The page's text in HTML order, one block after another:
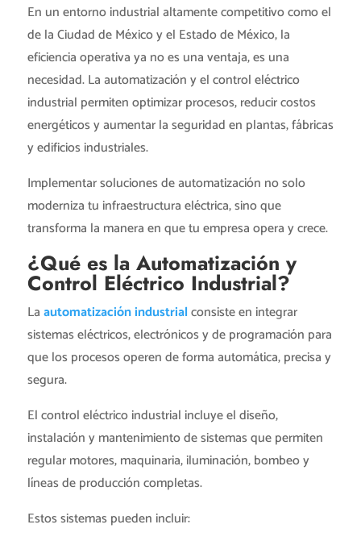
En un entorno industrial altamente competitivo como el
de la Ciudad de México y el Estado de México, la
eficiencia operativa ya no es una ventaja, es una
necesidad. La automatización y el control eléctrico
industrial permiten optimizar procesos, reducir costos
energéticos y aumentar la seguridad en plantas, fábricas
y edificios industriales.
Implementar soluciones de automatización no solo
moderniza tu infraestructura eléctrica, sino que
transforma la manera en que tu empresa opera y crece.
¿Qué es la Automatización y
Control Eléctrico Industrial?
Laautomatización industrialconsiste en integrar
sistemas eléctricos, electrónicos y de programación para
que los procesos operen de forma automática, precisa y
segura.
El control eléctrico industrial incluye el diseño,
instalación y mantenimiento de sistemas que permiten
regular motores, maquinaria, iluminación, bombeo y
líneas de producción completas.
Estos sistemas pueden incluir: